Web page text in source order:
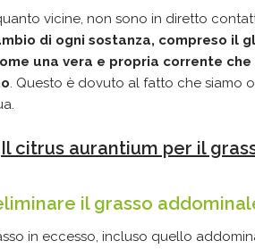
vicine, non sono in diretto
di ogni sostanza, compreso il
una vera e propria corrente
. Questo è dovuto al fatto che siamo
Il citrus aurantium per il
il grasso
in eccesso, incluso quello